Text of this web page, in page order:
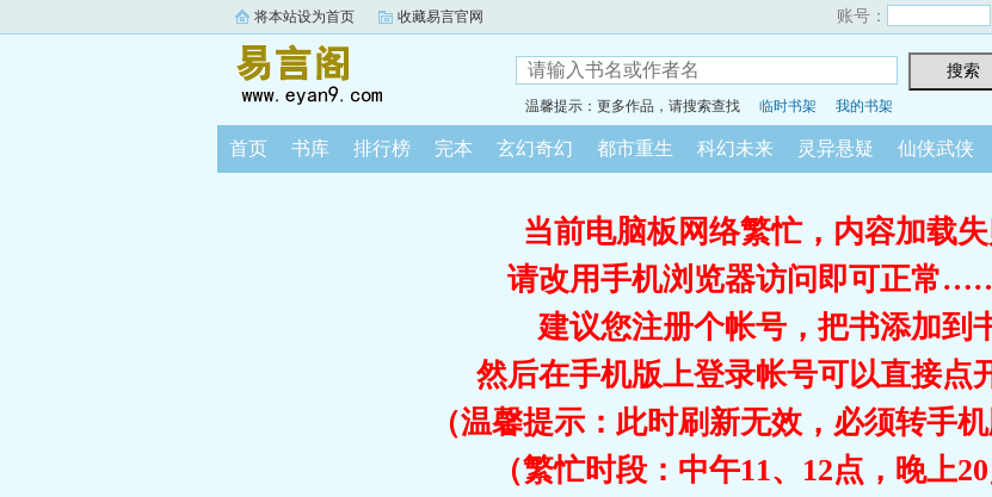
将本站设为首页 收藏易言官网 账号：
温馨提示：更多作品，请搜索查找 临时书架 我的书架
首页 书库 排行榜 完本 玄幻奇幻 都市重生 科幻未来 灵异悬疑 仙侠武侠
当前电脑板网络繁忙，内容加载
请改用手机浏览器访问即可正常
建议您注册个帐号，把书添加到
然后在手机版上登录帐号可以直接点
（温馨提示：此时刷新无效，必须转手机
（繁忙时段：中午11、12点，晚上20